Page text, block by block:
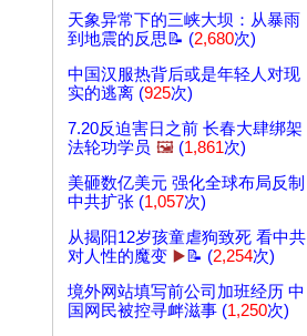
天象异常下的三峡大坝：从暴雨
到地震的反思📝 (2,680次)
中国汉服热背后或是年轻人对现
实的逃离 (925次)
7.20反迫害日之前 长春大肆绑架
法轮功学员 🖼️ (1,861次)
美砸数亿美元 强化全球布局反制
中共扩张 (1,057次)
从揭阳12岁孩童虐狗致死 看中共
对人性的魔变 ▶️📝 (2,254次)
境外网站填写前公司加班经历 中
国网民被控寻衅滋事 (1,250次)